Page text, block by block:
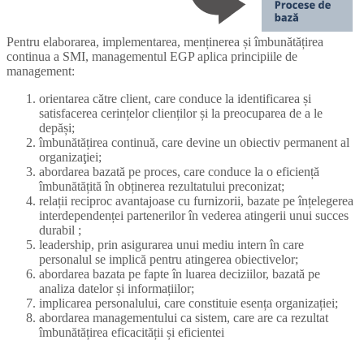
Pentru elaborarea, implementarea, menținerea și îmbunătățirea
continua a SMI, managementul EGP aplica principiile de
management:
orientarea către client, care conduce la identificarea și
satisfacerea cerințelor clienților și la preocuparea de a le
depăși;
îmbunătățirea continuă, care devine un obiectiv permanent al
organizaţiei;
abordarea bazată pe proces, care conduce la o eficiență
îmbunătățită în obținerea rezultatului preconizat;
relații reciproc avantajoase cu furnizorii, bazate pe înțelegerea
interdependenței partenerilor în vederea atingerii unui succes
durabil ;
leadership, prin asigurarea unui mediu intern în care
personalul se implică pentru atingerea obiectivelor;
abordarea bazata pe fapte în luarea deciziilor, bazată pe
analiza datelor și informațiilor;
implicarea personalului, care constituie esența organizației;
abordarea managementului ca sistem, care are ca rezultat
îmbunătățirea eficacității și eficientei